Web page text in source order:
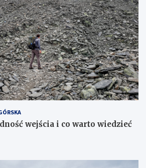
wejścia i co warto wiedzieć